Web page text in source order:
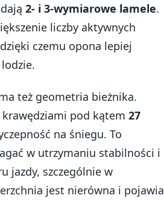
2- i 3-wymiarowe lamele.
liczby aktywnych
czemu opona lepiej
też geometria bieżnika.
pod kątem 27
na śniegu. To
w utrzymaniu stabilności i
jazdy, szczególnie w
jest nierówna i pojawia